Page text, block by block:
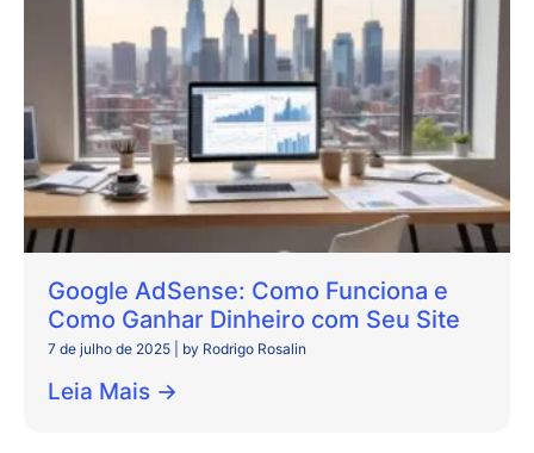
Google AdSense: Como Funciona e
Como Ganhar Dinheiro com Seu Site
7 de julho de 2025 by Rodrigo Rosalin
Leia Mais →